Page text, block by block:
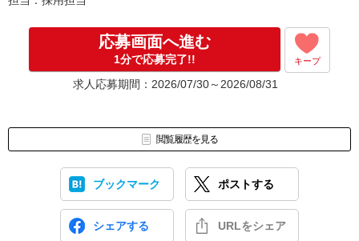
応募画面へ進む
1分で応募完了!! キープ
求人応募期間：2026/07/30～2026/08/31
閲覧履歴を見る
ブックマーク ポストする
シェアする URLをシェア